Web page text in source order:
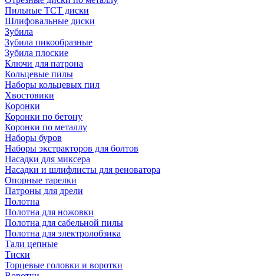
Пильные TCT диски
Шлифовальные диски
Зубила
Зубила пикообразные
Зубила плоские
Ключи для патрона
Кольцевые пилы
Наборы кольцевых пил
Хвостовики
Коронки
Коронки по бетону
Коронки по металлу
Наборы буров
Наборы экстракторов для болтов
Насадки для миксера
Насадки и шлифлисты для реноватора
Опорные тарелки
Патроны для дрели
Полотна
Полотна для ножовки
Полотна для сабельной пилы
Полотна для электролобзика
Тали цепные
Тиски
Торцевые головки и воротки